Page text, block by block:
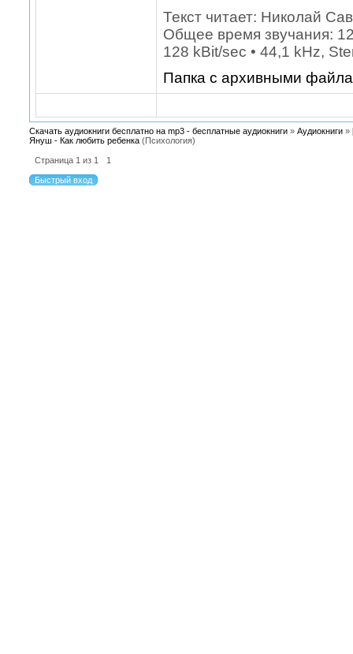
Текст читает: Николай
Общее время звучания:
128 kBit/sec • 44,1 kHz,
Папка с архивными
Скачать аудиокниги бесплатно на mp3 - бесплатные аудиокниги » Аудиокниги »
Януш - Как любить ребенка (Психология)
Страница 1 из 1 1